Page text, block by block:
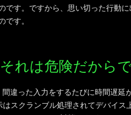
す。ですから、思い切った行動
です。
れは危険だから
違った入力をするたびに時間遅延
スクランブル処理されてデバイス